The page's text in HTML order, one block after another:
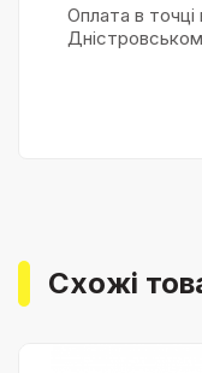
Оплата в точці
Схожі